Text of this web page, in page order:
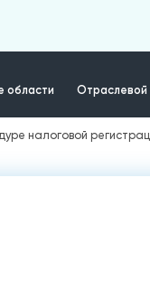
области Отраслевой
налоговой